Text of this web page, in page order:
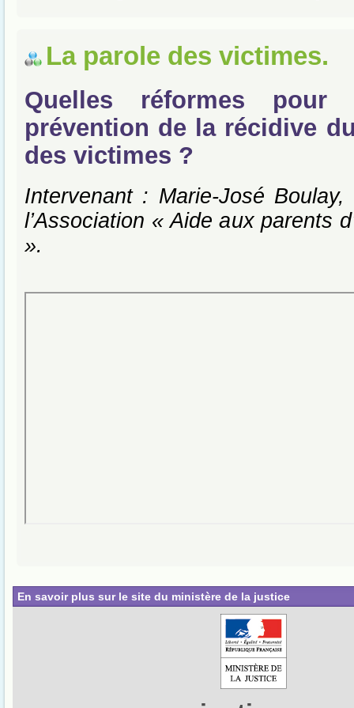
La parole des victimes.
Quelles réformes pour
prévention de la récidive
des victimes ?
Intervenant : Marie-José
l’Association « Aide aux parents
».
En savoir plus sur le site du ministère de la justice